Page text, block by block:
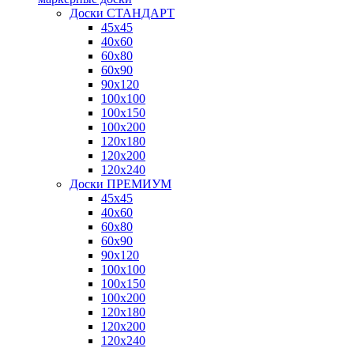
Доски СТАНДАРТ
45x45
40x60
60x80
60x90
90x120
100x100
100x150
100x200
120x180
120x200
120x240
Доски ПРЕМИУМ
45x45
40x60
60x80
60x90
90x120
100x100
100x150
100x200
120x180
120x200
120x240